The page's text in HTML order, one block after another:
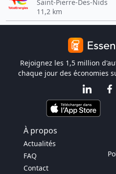
Saint-Pierre-Des-Nids
11,2 km
Rejoignez les 1,5 million
chaque jour des économies
À propos
Actualités
FAQ
Contact